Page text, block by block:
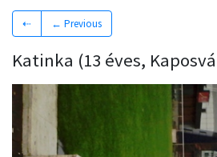
⇠ ← Previous
Katinka (13 éves,